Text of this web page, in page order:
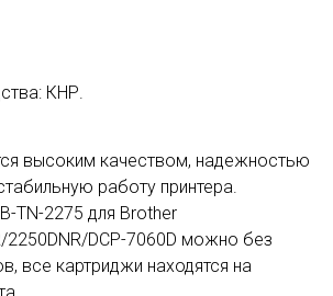
КНР.
высоким качеством, надежностью
работу принтера.
TN-2275 для Brother
2250DNR/DCP-7060D можно без
все картриджи находятся на